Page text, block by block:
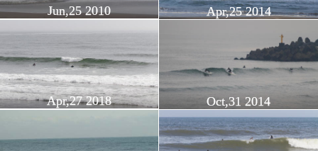
Jun,25 2010 Apr,25 2014
Apr,27 2018 Oct,31 2014